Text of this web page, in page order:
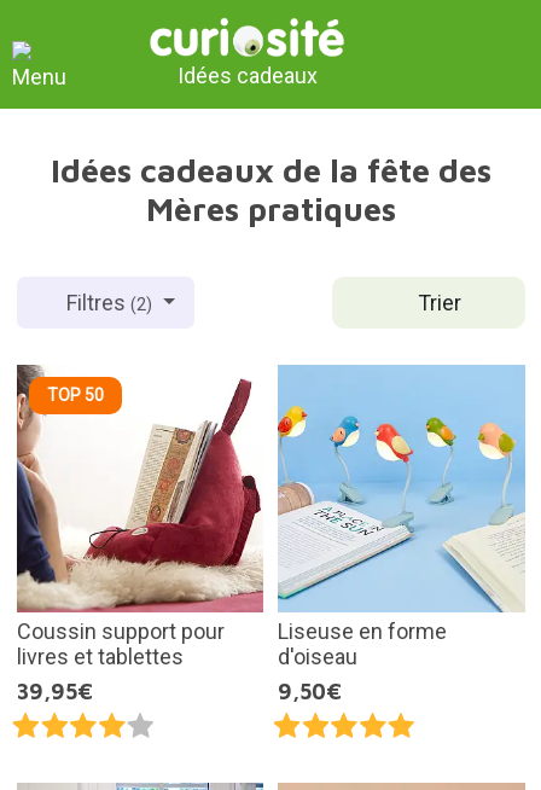
Idées cadeaux
Idées cadeaux de la fête des
Mères pratiques
Trier
Filtres(2)
TOP 50
Coussin support pour
livres et tablettes
39,95€
Liseuse en forme
d'oiseau
9,50€